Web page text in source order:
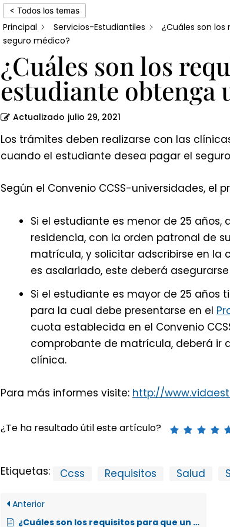
< Todos los temas
Principal Servicios-Estudiantiles
¿Cuáles son
seguro médico?
¿Cuáles son los
estudiante obtenga
Actualizado julio 29, 2021
Los trámites deben realizarse con las
cuando el estudiante desea pagar el
Según el Convenio CCSS-universidades, el
Si el estudiante es menor de 25
residencia, con la orden patronal de
matrícula, y solicitar adscribirse en la
es asalariado, este deberá
Si el estudiante es mayor de 25 años
para la cual debe presentarse en el
cuota establecida en el Convenio
comprobante de matrícula, deberá ir
clínica.
Para más informes visite: http://
¿Te ha resultado útil este artículo?
Etiquetas: Ccss Requisitos Salud
Anterior
¿Cuáles son los requisitos para que un estudiante reciba atención en el Departamento de Salud?